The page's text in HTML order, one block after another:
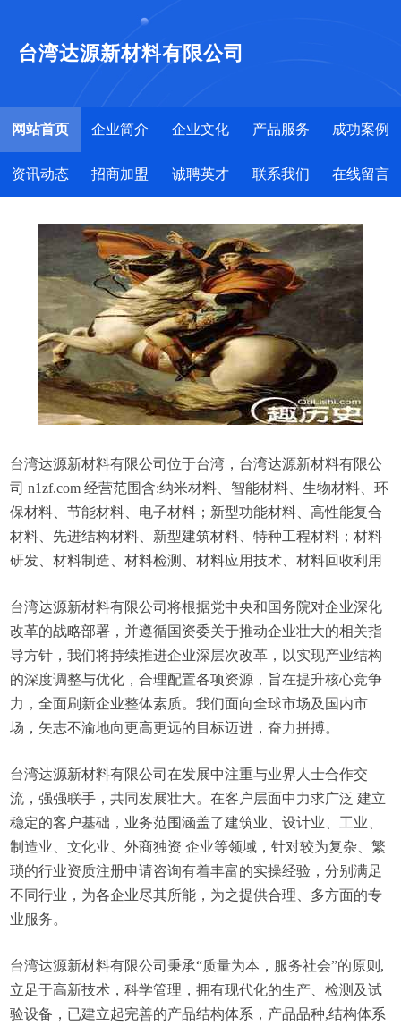
台湾达源新材料有限公司
网站首页 企业简介 企业文化 产品服务 成功案例
资讯动态 招商加盟 诚聘英才 联系我们 在线留言
台湾达源新材料有限公司位于台湾，台湾达源新材料有限公
司 n1zf.com 经营范围含:纳米材料、智能材料、生物材料、环
保材料、节能材料、电子材料；新型功能材料、高性能复合
材料、先进结构材料、新型建筑材料、特种工程材料；材料
研发、材料制造、材料检测、材料应用技术、材料回收利用
台湾达源新材料有限公司将根据党中央和国务院对企业深化
改革的战略部署，并遵循国资委关于推动企业壮大的相关指
导方针，我们将持续推进企业深层次改革，以实现产业结构
的深度调整与优化，合理配置各项资源，旨在提升核心竞争
力，全面刷新企业整体素质。我们面向全球市场及国内市
场，矢志不渝地向更高更远的目标迈进，奋力拼搏。
台湾达源新材料有限公司在发展中注重与业界人士合作交
流，强强联手，共同发展壮大。在客户层面中力求广泛 建立
稳定的客户基础，业务范围涵盖了建筑业、设计业、工业、
制造业、文化业、外商独资 企业等领域，针对较为复杂、繁
琐的行业资质注册申请咨询有着丰富的实操经验，分别满足
不同行业，为各企业尽其所能，为之提供合理、多方面的专
业服务。
台湾达源新材料有限公司秉承“质量为本，服务社会”的原则,
立足于高新技术，科学管理，拥有现代化的生产、检测及试
验设备，已建立起完善的产品结构体系，产品品种,结构体系